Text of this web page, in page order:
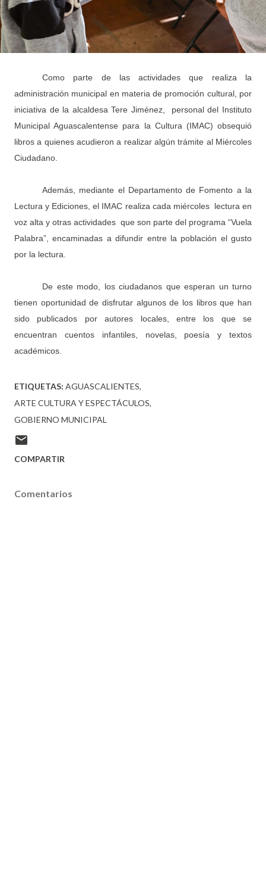
Como parte de las actividades que realiza la
administración municipal en materia de promoción cultural, por
iniciativa de la alcaldesa Tere Jiménez, personal del Instituto
Municipal Aguascalentense para la Cultura (IMAC) obsequió
libros a quienes acudieron a realizar algún trámite al Miércoles
Ciudadano.
Además, mediante el Departamento de Fomento a la
Lectura y Ediciones, el IMAC realiza cada miércoles lectura en
voz alta y otras actividades que son parte del programa “Vuela
Palabra”, encaminadas a difundir entre la población el gusto
por la lectura.
De este modo, los ciudadanos que esperan un turno
tienen oportunidad de disfrutar algunos de los libros que han
sido publicados por autores locales, entre los que se
encuentran cuentos infantiles, novelas, poesía y textos
académicos.
ETIQUETAS: AGUASCALIENTES
ARTE CULTURA Y ESPECTÁCULOS
GOBIERNO MUNICIPAL
COMPARTIR
Comentarios